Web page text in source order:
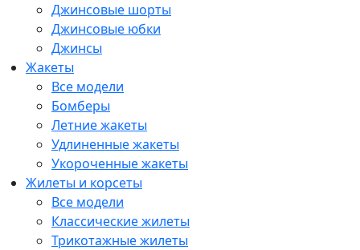
Джинсовые шорты
Джинсовые юбки
Джинсы
Жакеты
Все модели
Бомберы
Летние жакеты
Удлиненные жакеты
Укороченные жакеты
Жилеты и корсеты
Все модели
Классические жилеты
Трикотажные жилеты